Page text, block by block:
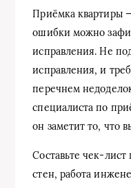
Приёмка квартиры
ошибки можно
исправления. Не
исправления, и
перечнем
специалиста по
он заметит то, что
Составьте чек-
стен, работа